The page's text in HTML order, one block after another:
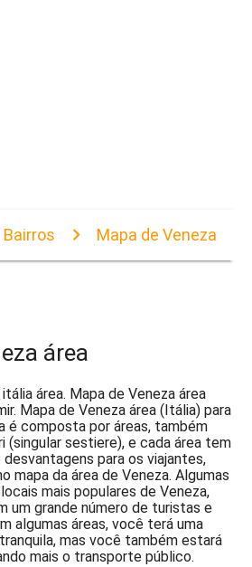
Bairros Mapa de Veneza
área
área. Mapa de Veneza área
Mapa de Veneza área (Itália) para
é composta por áreas, também
(singular sestiere), e cada área tem
para os viajantes,
mapa da área de Veneza. Algumas
mais populares de Veneza,
um grande número de turistas e
algumas áreas, você terá uma
mas você também estará
mais o transporte público.